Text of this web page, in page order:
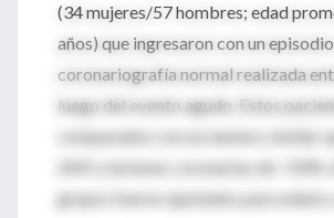
(34 mujeres/57 hombres; edad
años) que ingresaron con un
coronariografía normal realizada
luego del evento agudo. Estos
comparados con un número similar
IAM y lesiones coronarias de >50%.
grupos fueron ajustados para edad y